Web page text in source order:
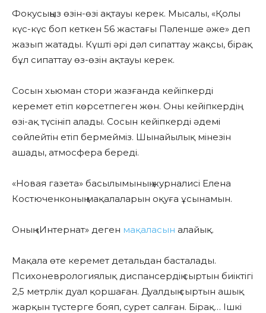
Фокусыңыз өзін-өзі ақтауы керек. Мысалы, «Қолы
күс-күс боп кеткен 56 жастағы Пәленше әже» деп
жазып жатады. Күшті әрі дәл сипаттау жақсы, бірақ
бұл сипаттау өз-өзін ақтауы керек.
Сосын хьюман стори жазғанда кейіпкерді
керемет етіп көрсетпеген жөн. Оны кейіпкердің
өзі-ақ түсініп алады. Сосын кейіпкерді әдемі
сөйлейтін етіп бермейміз. Шынайылық мінезін
ашады, атмосфера береді.
«Новая газета» басылымының журналисі Елена
Костюченконың мақалаларын оқуға ұсынамын.
Оның «Интернат» деген мақаласын алайық.
Мақала өте керемет детальдан басталады.
Психоневрологиялық диспансердің сыртын биіктігі
2,5 метрлік дуал қоршаған. Дуалдың сыртын ашық
жарқын түстерге бояп, сурет салған. Бірақ… Ішкі